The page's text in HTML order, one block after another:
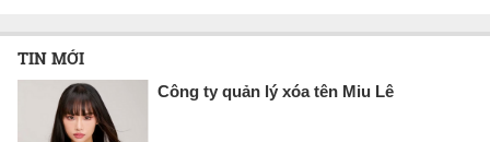
TIN MỚI
Công ty quản lý xóa tên Miu Lê